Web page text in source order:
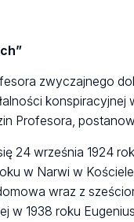
zwyczajnego
Profesora,
24 września 1924
w Narwi w
wraz z
w 1938 roku